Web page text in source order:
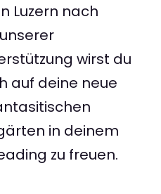
Luzern nach
wirst du
auf deine neue
in deinem
zu freuen.